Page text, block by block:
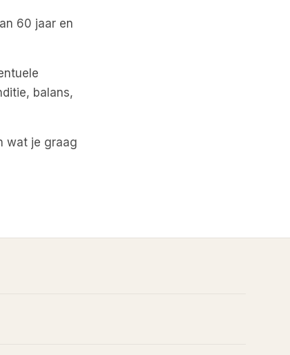
60 jaar en
balans,
wat je graag